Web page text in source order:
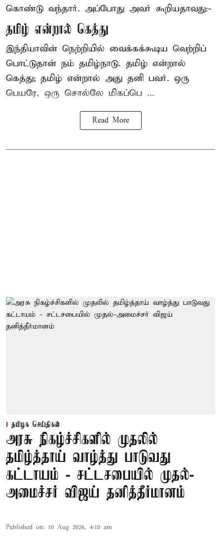
கொண்டு வந்தார். அப்போது அவர் கூறியதாவது:-
தமிழ் என்றால் கெத்து
இந்தியாவின் நெற்றியில் வைக்கக்கூடிய வெற்றிப்
பொட்டுதான் நம் தமிழ்நாடு. தமிழ் என்றால்
கெத்து; தமிழ் என்றால் அது தனி பவர். ஒரு
பெயரே, ஒரு சொல்லே மிகப்பெ ...
Read More
தமிழக செய்திகள்
அரசு நிகழ்ச்சிகளில் முதலில்
தமிழ்த்தாய் வாழ்த்து பாடுவது
கட்டாயம் - சட்டசபையில் முதல்-
அமைச்சர் விஜய் தனித்தீர்மானம்
Published on: 10 Aug 2026, 4:10 am